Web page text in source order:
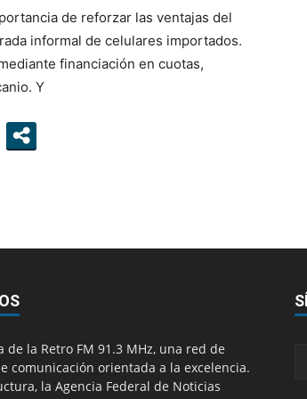
de reforzar las ventajas del
informal de celulares importados.
financiación en cuotas,
Y
de la Retro FM 91.3 MHz, una red de
comunicación orientada a la excelencia.
la Agencia Federal de Noticias